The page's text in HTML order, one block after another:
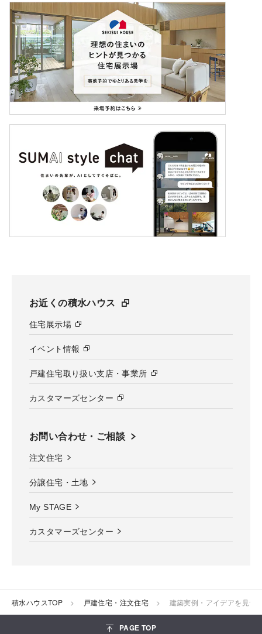
お近くの積水ハウス
住宅展示場
イベント情報
戸建住宅取り扱い支店・事業所
カスタマーズセンター
お問い合わせ・ご相談
注文住宅
分譲住宅・土地
My STAGE
カスタマーズセンター
積水ハウスTOP 戸建住宅・注文住宅 建築実例・アイデアを見つ
PAGE TOP